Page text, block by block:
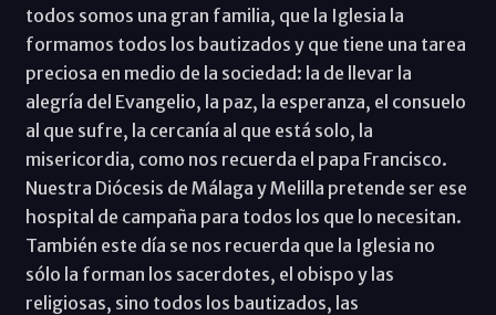
todos somos una gran familia, que la Iglesia la
formamos todos los bautizados y que tiene una tarea
preciosa en medio de la sociedad: la de llevar la
alegría del Evangelio, la paz, la esperanza, el consuelo
al que sufre, la cercanía al que está solo, la
misericordia, como nos recuerda el papa Francisco.
Nuestra Diócesis de Málaga y Melilla pretende ser ese
hospital de campaña para todos los que lo necesitan.
También este día se nos recuerda que la Iglesia no
sólo la forman los sacerdotes, el obispo y las
religiosas, sino todos los bautizados, las